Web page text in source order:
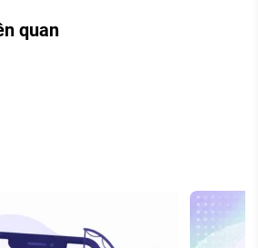
quan